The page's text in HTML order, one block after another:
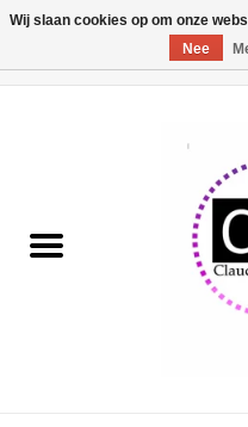
Pedicure producten
Wij slaan cookies op om onze
Nee